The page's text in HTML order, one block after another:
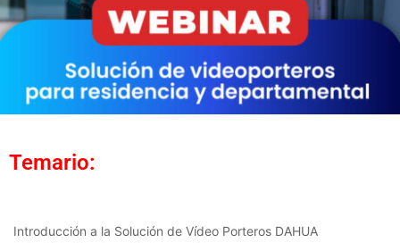
Temario:
Introducción a la Solución de Vídeo Porteros DAHUA